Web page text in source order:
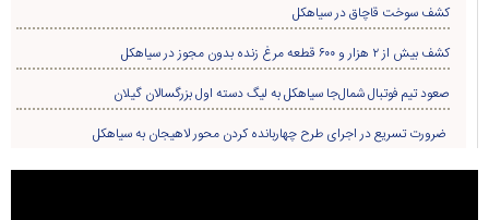
کشف سوخت قاچاق در سياهکل
کشف بیش از ۲ هزار و ۶۰۰ قطعه مرغ زنده بدون مجوز در سیاهکل
صعود تیم فوتبال شمال‌جا‌ سیاهکل به لیگ دسته اول بزرگسالان گیلان
ضرورت تسریع در اجرای طرح چهاربانده کردن محور لاهیجان به سیاهکل